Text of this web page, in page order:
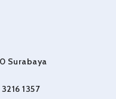
Surabaya
1357